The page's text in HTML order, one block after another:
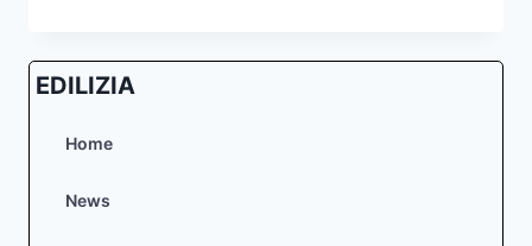
ZONA
EDILIZIA
Home
News